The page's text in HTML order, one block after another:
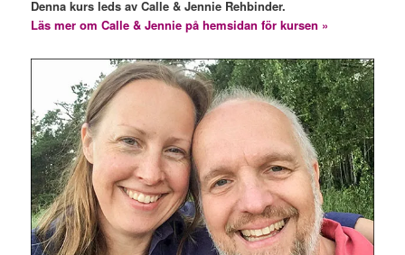
Denna kurs leds av Calle & Jennie Rehbinder.
Läs mer om Calle & Jennie på hemsidan för kursen »